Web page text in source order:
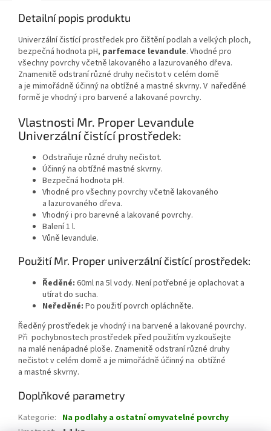
Detailní popis produktu
Univerzální čistící prostředek pro čištění podlah a velkých ploch,
bezpečná hodnota pH, parfemace levandule. Vhodné pro
všechny povrchy včetně lakovaného a lazurovaného dřeva.
Znamenitě odstraní různé druhy nečistot v celém domě
a je mimořádně účinný na obtížné a mastné skvrny. V naředěné
formě je vhodný i pro barvené a lakované povrchy.
Vlastnosti Mr. Proper Levandule
Univerzální čistící prostředek:
Odstraňuje různé druhy nečistot.
Účinný na obtížné mastné skvrny.
Bezpečná hodnota pH.
Vhodné pro všechny povrchy včetně lakovaného
a lazurovaného dřeva.
Vhodný i pro barevné a lakované povrchy.
Balení 1 l.
Vůně levandule.
Použití Mr. Proper univerzální čistící prostředek:
Ředěné: 60ml na 5l vody. Není potřebné je oplachovat a
utírat do sucha.
Neředěné: Po použití povrch opláchněte.
Ředěný prostředek je vhodný i na barvené a lakované povrchy.
Při pochybnostech prostředek před použitím vyzkoušejte
na malé nenápadné ploše. Znamenitě odstraní různé druhy
nečistot v celém domě a je mimořádně účinný na obtížné
a mastné skvrny.
Doplňkové parametry
Kategorie: Na podlahy a ostatní omyvatelné povrchy